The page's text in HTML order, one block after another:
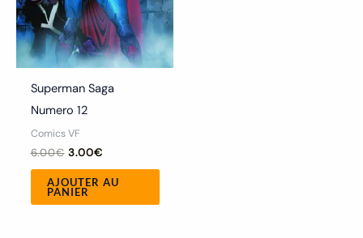
Superman Saga
Numero 12
Comics VF
6.00€ 3.00€
AJOUTER AU
PANIER